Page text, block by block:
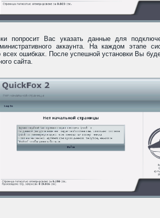
попросит Вас указать данные для
аккаунта. На каждом этапе
ошибках. После успешной установки Вы
сайта.